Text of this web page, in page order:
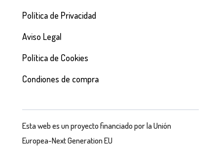
Política de Privacidad
Aviso Legal
Política de Cookies
Condiones de compra
Esta web es un proyecto financiado por la Unión
Europea-Next Generation EU